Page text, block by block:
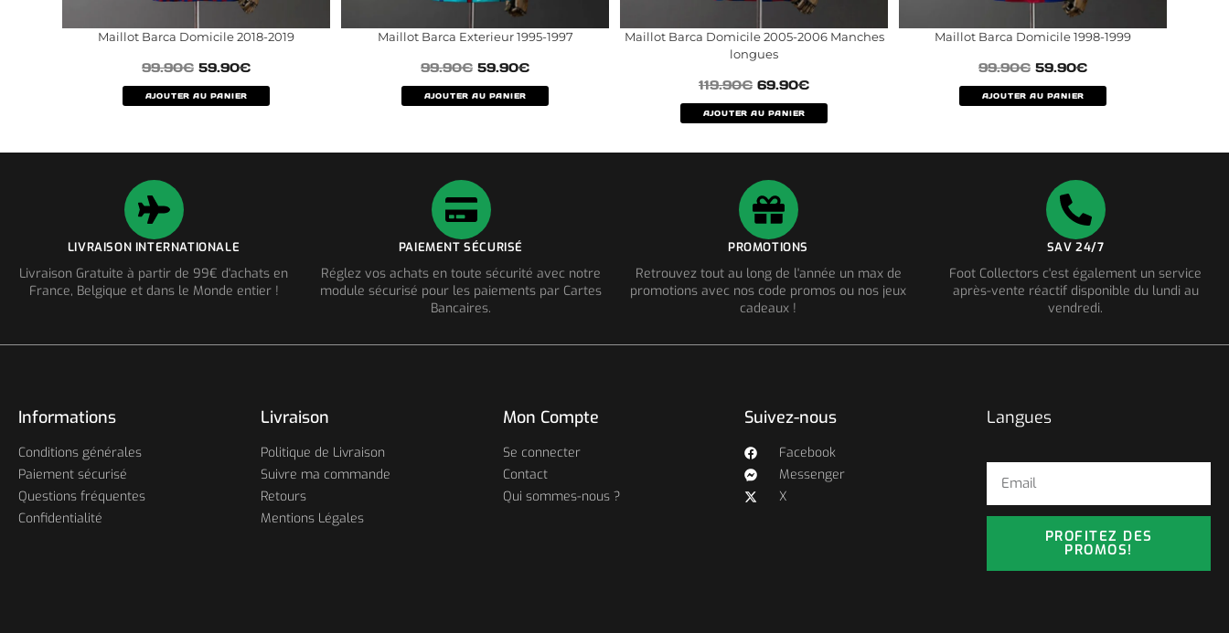
Maillot Barca Domicile 2018-2019
99.90€ 59.90€
AJOUTER AU PANIER
Maillot Barca Exterieur 1995-1997
99.90€ 59.90€
AJOUTER AU PANIER
Maillot Barca Domicile 2005-2006 Manches
longues
119.90€ 69.90€
AJOUTER AU PANIER
Maillot Barca Domicile 1998-1999
99.90€ 59.90€
AJOUTER AU PANIER
LIVRAISON INTERNATIONALE
Livraison Gratuite à partir de 99€ d'achats en
France, Belgique et dans le Monde entier !
PAIEMENT SÉCURISÉ
Réglez vos achats en toute sécurité avec notre
module sécurisé pour les paiements par Cartes
Bancaires.
PROMOTIONS
Retrouvez tout au long de l'année un max de
promotions avec nos code promos ou nos jeux
cadeaux !
SAV 24/7
Foot Collectors c'est également un service
après-vente réactif disponible du lundi au
vendredi.
Informations
Conditions générales
Paiement sécurisé
Questions fréquentes
Confidentialité
Livraison
Politique de Livraison
Suivre ma commande
Retours
Mentions Légales
Mon Compte
Se connecter
Contact
Qui sommes-nous ?
Suivez-nous
Facebook
Messenger
X
Langues
PROFITEZ DES
PROMOS!